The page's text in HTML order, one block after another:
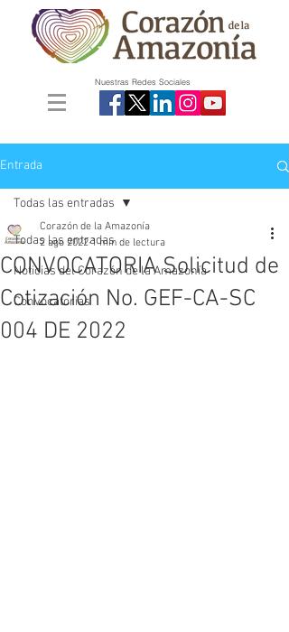
Nuestras Redes Sociales
Entrada
Todas las entradas
Noticias del Corazón de la Amazonía
Convocatorias
Todas las entradas
CONVOCATORIA Solicitud de
Cotización No. GEF-CA-SC
004 DE 2022
Corazón de la Amazonía
2 ago 2022 1 min de lectura